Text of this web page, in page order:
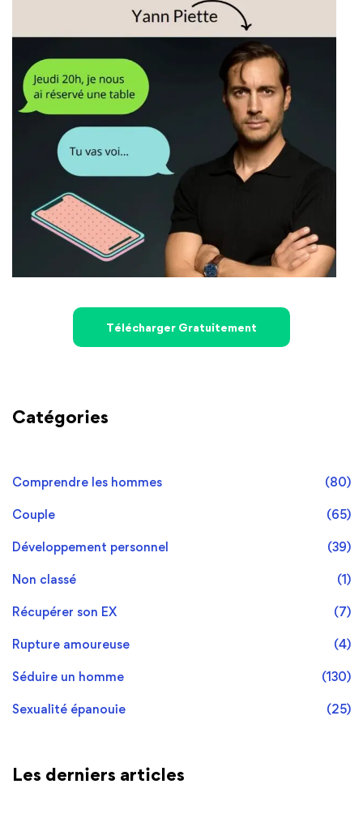
Télécharger Gratuitement
Catégories
Comprendre les hommes (80)
Couple (65)
Développement personnel (39)
Non classé (1)
Récupérer son EX (7)
Rupture amoureuse (4)
Séduire un homme (130)
Sexualité épanouie (25)
Les derniers articles